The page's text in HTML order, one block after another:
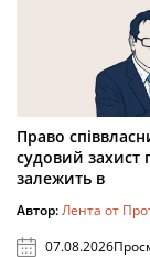
Право
судовий захист
залежить в
Автор:Лента от
07.08.2026